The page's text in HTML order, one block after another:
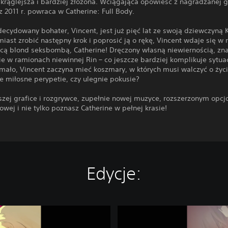
2011 r. powraca w Catherine: Full Body.
bohater, Vincent, jest już pięć lat ze swoją dziewczyną
zrobić następny krok i poprosić ją o rękę, Vincent wdaje się w
blond seksbombą, Catherine! Dręczony własną niewiernością,
w ramionach niewinnej Rin – co jeszcze bardziej komplikuje
Vincent zaczyna mieć koszmary, w których musi walczyć o
miłosne perypetie, czy ulegnie pokusie?
grafice i rozgrywce, zupełnie nowej muzyce, rozszerzonym
i nie tylko poznasz Catherine w pełnej krasie!
Edycje: